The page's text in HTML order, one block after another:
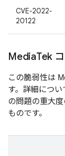
CVE-2022-
20122
MediaTek
この脆弱性は
す。詳細につ
の問題の重大
ものです。